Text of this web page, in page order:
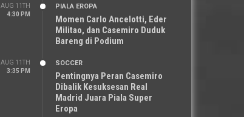
AUG 11TH
4:30 PM
PIALA EROPA
Momen Carlo Ancelotti, Eder
Militao, dan Casemiro Duduk
Bareng di Podium
AUG 11TH
3:35 PM
SOCCER
Pentingnya Peran Casemiro
Dibalik Kesuksesan Real
Madrid Juara Piala Super
Eropa